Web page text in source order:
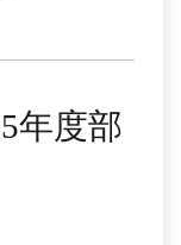
5年度部